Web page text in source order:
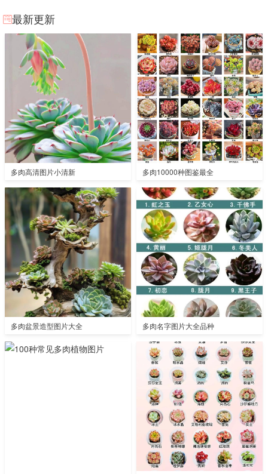
最新更新
多肉高清图片小清新 多肉10000种图鉴最全
多肉盆景造型图片大全 多肉名字图片大全品种